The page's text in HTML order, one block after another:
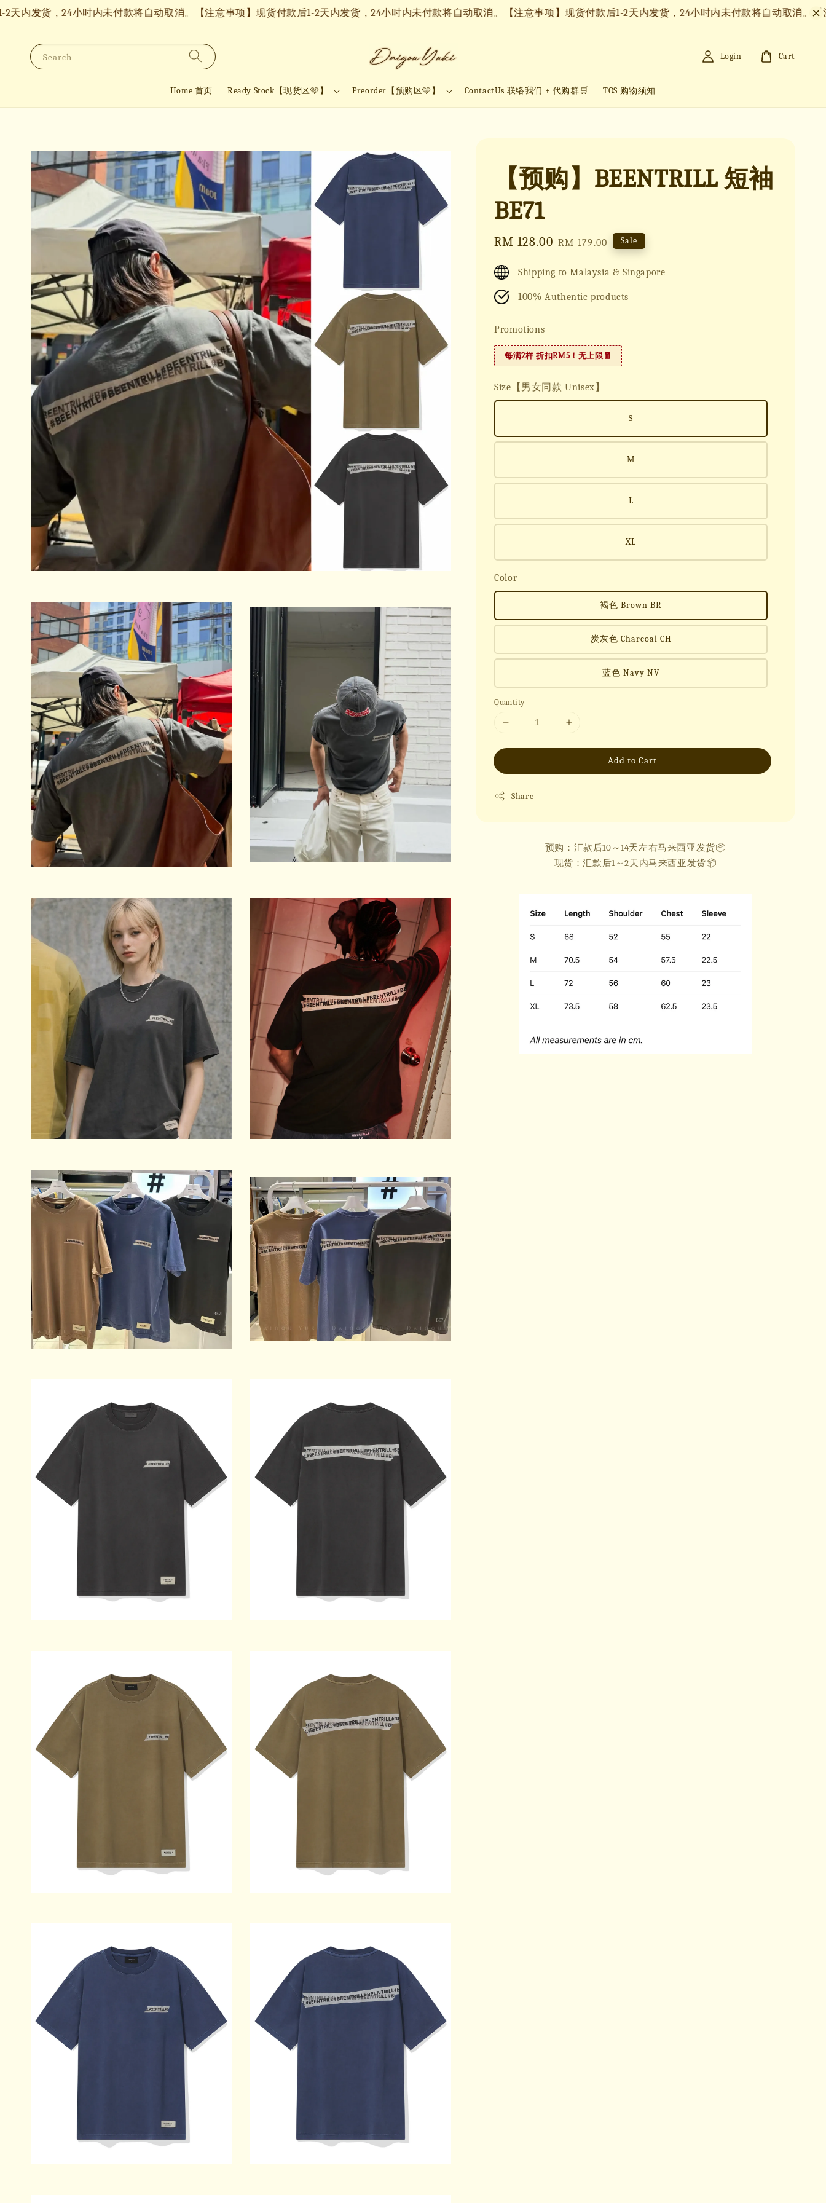
货，24小时内未付款将自动取消。【注意事项】现货付款后1-2天内发货，24小时内未付款将自动取消。【注意事项】现货付款后1-2天内发货，24小时内未付款将自动取消。【注意
Search
Home 首页 Ready Stock【现货区🩷】 Preorder【预购区🩵】 ContactUs 联络我们 + 代购群🛒 TOS 购物须知
Login Cart
【预购】BEENTRILL 短袖
BE71
Sale
RM 128.00 Regular
RM 179.00 Sale
Shipping to Malaysia & Singapore
100% Authentic products
Promotions
每满2样 折扣RM5！无上限🧧
Size【男女同款 Unisex】
S
M
L
XL
Color
褐色 Brown BR
炭灰色 Charcoal CH
蓝色 Navy NV
Quantity
Add to Cart
Share
预购：汇款后10～14天左右马来西亚发货📦
现货：汇款后1～2天内马来西亚发货📦